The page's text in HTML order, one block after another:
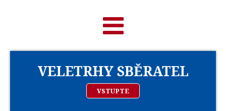
VELETRHY SBĚRATEL
VSTUPTE